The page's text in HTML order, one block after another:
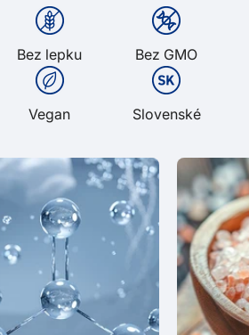
Bez lepku Bez GMO
Vegan Slovenské